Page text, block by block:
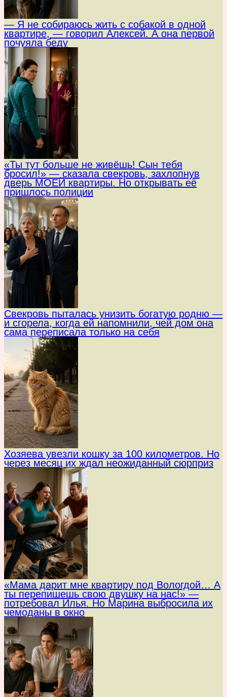
— Я не собираюсь жить с собакой в одной
квартире, — говорил Алексей. А она первой
почуяла беду
«Ты тут больше не живёшь! Сын тебя
бросил!» — сказала свекровь, захлопнув
дверь МОЕЙ квартиры. Но открывать её
пришлось полиции
Свекровь пыталась унизить богатую родню —
и сгорела, когда ей напомнили, чей дом она
сама переписала только на себя
Хозяева увезли кошку за 100 километров. Но
через месяц их ждал неожиданный сюрприз
«Мама дарит мне квартиру под Вологдой… А
ты перепишешь свою двушку на нас!» —
потребовал Илья. Но Марина выбросила их
чемоданы в окно